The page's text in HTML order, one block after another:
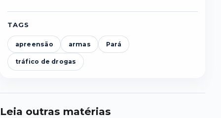
TAGS
apreensão armas Pará
tráfico de drogas
Leia outras matérias